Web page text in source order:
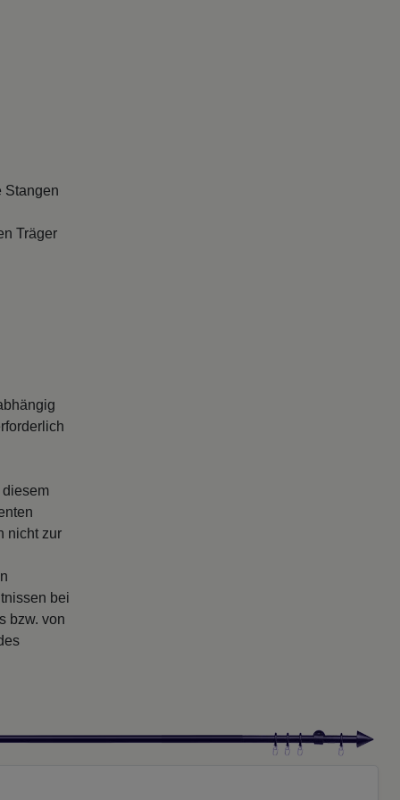
Stangen
Träger
nicht zur
bei
bzw. von